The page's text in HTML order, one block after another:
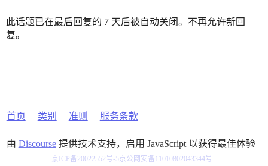
此话题已在最后回复的 7 天后被自动关闭。不再允许新回
复。
首页 类别 准则 服务条款
由 Discourse提供技术支持，启用 JavaScript 以获得最佳体验
京ICP备20022552号-5京公网安备11010802043344号